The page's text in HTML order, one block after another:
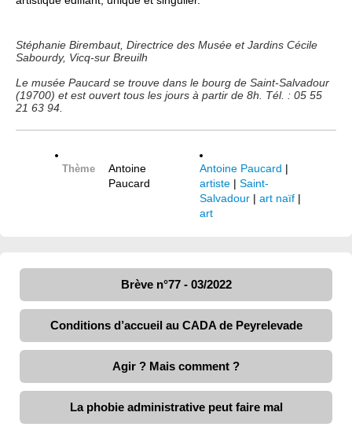
Stéphanie Birembaut, Directrice des Musée et Jardins Cécile
Sabourdy, Vicq-sur Breuilh
Le musée Paucard se trouve dans le bourg de Saint-Salvadour
(19700) et est ouvert tous les jours à partir de 8h. Tél. : 05 55
21 63 94.
Thème
Antoine
Paucard
Antoine Paucard |
artiste | Saint-
Salvadour | art naïf |
art
Brève n°77 - 03/2022
Conditions d’accueil au CADA de Peyrelevade
Agir ? Mais comment ?
La phobie administrative peut faire mal